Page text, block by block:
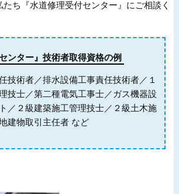
ち『水道修理受付センター』にご相談く
ンター』技術者取得資格の例
技術者／排水設備工事責任技術者／１
技士／第二種電気工事士／ガス機器設
／２級建築施工管理技士／２級土木施
建物取引主任者 など